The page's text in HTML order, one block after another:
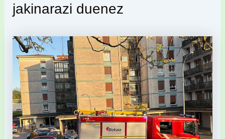
jakinarazi duenez